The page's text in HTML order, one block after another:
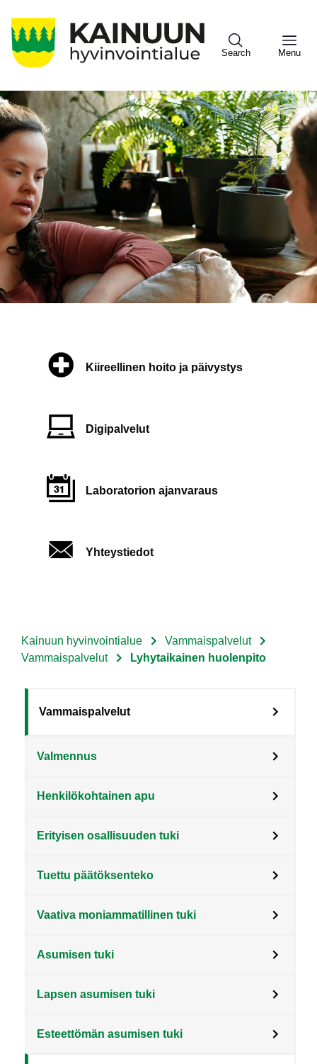
pääsisältöön
Search Menu
Sote
Menu
Asiakkaille
Kiireellinen hoito ja päivystys
Digipalvelut
Laboratorion ajanvaraus
Yhteystiedot
Murupolku
Kainuun hyvinvointialue
Vammaispalvelut
Vammaispalvelut
Lyhytaikainen huolenpito
Sote
Menu
Asiakkaille
level
Vammaispalvelut
Valmennus
Henkilökohtainen apu
Erityisen osallisuuden tuki
Tuettu päätöksenteko
Vaativa moniammatillinen tuki
Asumisen tuki
Lapsen asumisen tuki
Esteettömän asumisen tuki